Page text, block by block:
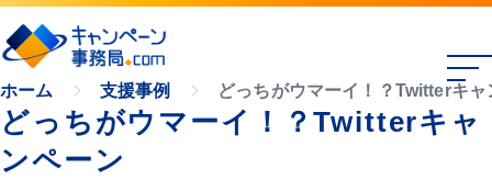
ホーム 支援事例 どっちがウマーイ！？Twitterキャ
どっちがウマーイ！？Twitterキャ
ンペーン